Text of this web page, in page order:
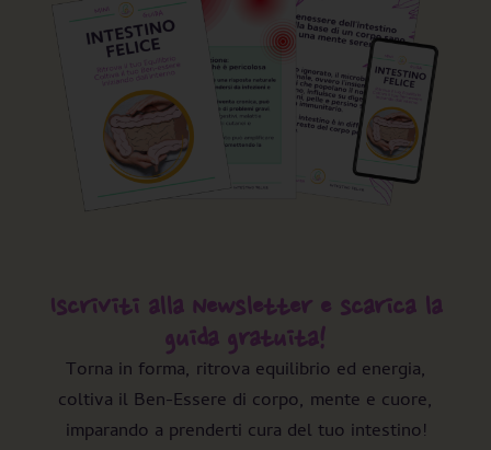
Iscriviti alla Newsletter e scarica la
guida gratuita!
Torna in forma, ritrova equilibrio ed energia,
coltiva il Ben-Essere di corpo, mente e cuore,
imparando a prenderti cura del tuo intestino!